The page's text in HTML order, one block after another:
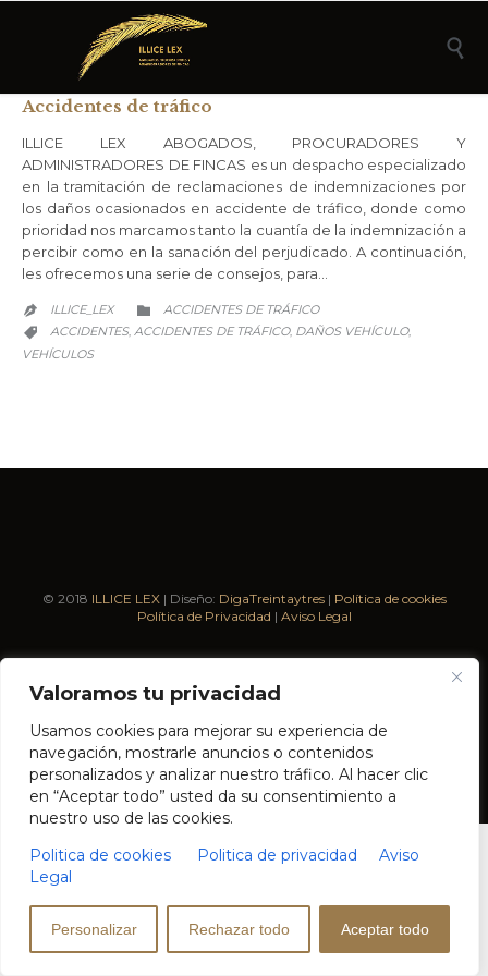
Valoramos tu privacidad
Usamos cookies para mejorar su experiencia de
navegación, mostrarle anuncios o contenidos
personalizados y analizar nuestro tráfico. Al hacer clic
en “Aceptar todo” usted da su consentimiento a
nuestro uso de las cookies.
Politica de cookies
Politica de privacidad
Aviso
Legal
Personalizar Rechazar todo Aceptar todo

Accidentes de tráfico
ILLICE LEX ABOGADOS, PROCURADORES Y
ADMINISTRADORES DE FINCAS es un despacho especializado
en la tramitación de reclamaciones de indemnizaciones por
los daños ocasionados en accidente de tráfico, donde como
prioridad nos marcamos tanto la cuantía de la indemnización a
percibir como en la sanación del perjudicado. A continuación,
les ofrecemos una serie de consejos, para…
 ILLICE_LEX  CATEGORY
ACCIDENTES DE TRÁFICO
 CATEGORY
ACCIDENTES, ACCIDENTES DE TRÁFICO, DAÑOS VEHÍCULO,
VEHÍCULOS
© 2018 ILLICE LEX | Diseño: DigaTreintaytres| Política de cookies
Política de Privacidad | Aviso Legal
Tel:+34 601 10 44 60 | Síguenos en:  